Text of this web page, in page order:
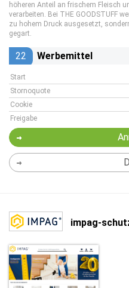
höheren Anteil an frischem Fleisch
verarbeiten. Bei THE GOODSTUFF
zu hohem Druck ausgesetzt,
gegart.
22 Werbemittel
Start
Stornoquote
Cookie
Freigabe
impag-